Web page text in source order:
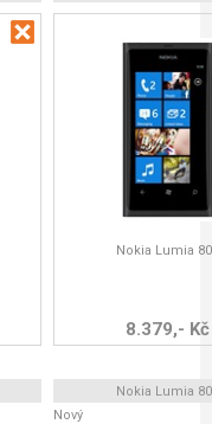
Nokia Lumia
8.379,- Kč
Nokia Lumia
Nový